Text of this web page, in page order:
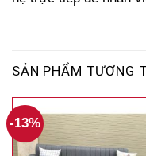
SẢN PHẨM TƯƠNG
-13%